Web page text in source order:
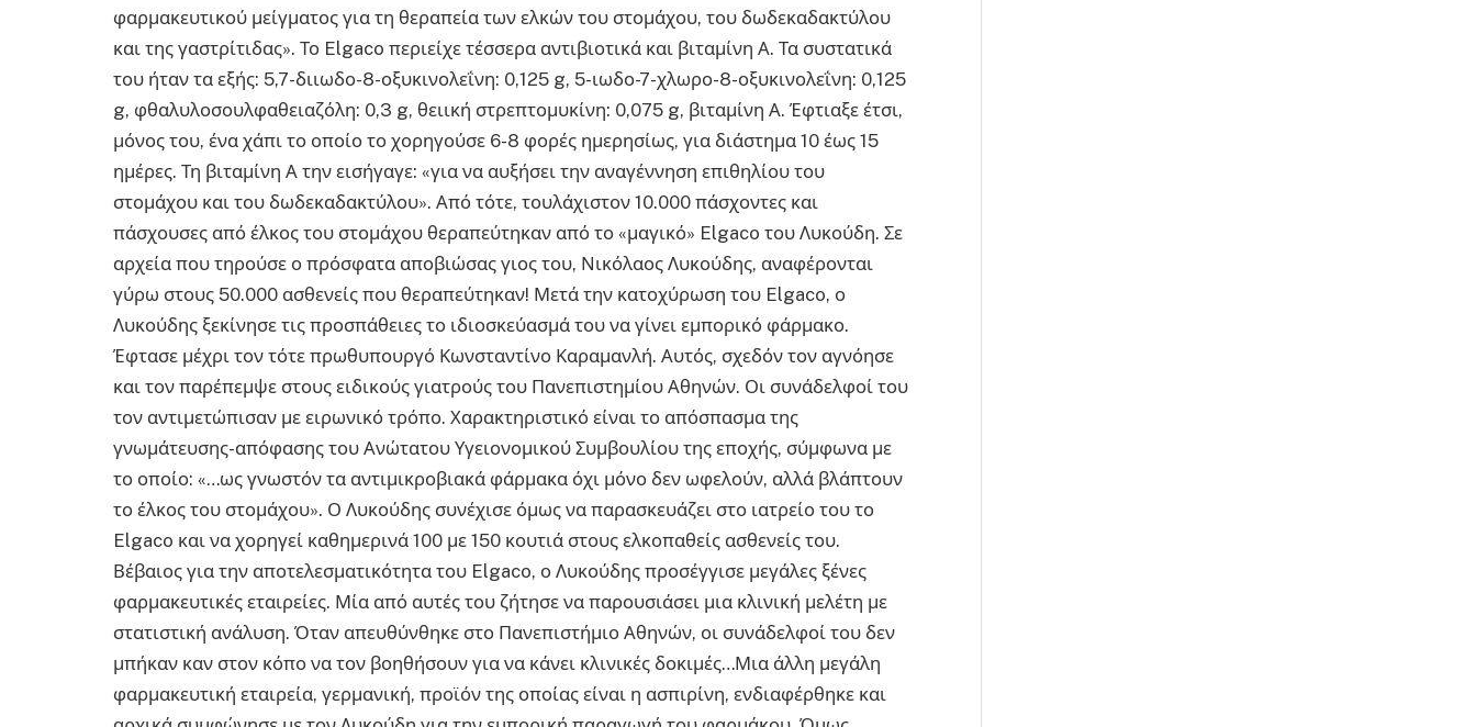
φαρμακευτικού μείγματος για τη θεραπεία των ελκών του στομάχου, του δωδεκαδακτύλου
και της γαστρίτιδας». Το Elgaco περιείχε τέσσερα αντιβιοτικά και βιταμίνη Α. Τα συστατικά
του ήταν τα εξής: 5,7-διιωδο-8-οξυκινολεΐνη: 0,125 g, 5-ιωδο-7-χλωρο-8-οξυκινολεΐνη: 0,125
g, φθαλυλοσουλφαθειαζόλη: 0,3 g, θειική στρεπτομυκίνη: 0,075 g, βιταμίνη Α. Έφτιαξε έτσι,
μόνος του, ένα χάπι το οποίο το χορηγούσε 6-8 φορές ημερησίως, για διάστημα 10 έως 15
ημέρες. Τη βιταμίνη Α την εισήγαγε: «για να αυξήσει την αναγέννηση επιθηλίου του
στομάχου και του δωδεκαδακτύλου». Από τότε, τουλάχιστον 10.000 πάσχοντες και
πάσχουσες από έλκος του στομάχου θεραπεύτηκαν από το «μαγικό» Elgaco του Λυκούδη. Σε
αρχεία που τηρούσε ο πρόσφατα αποβιώσας γιος του, Νικόλαος Λυκούδης, αναφέρονται
γύρω στους 50.000 ασθενείς που θεραπεύτηκαν! Μετά την κατοχύρωση του Elgaco, ο
Λυκούδης ξεκίνησε τις προσπάθειες το ιδιοσκεύασμά του να γίνει εμπορικό φάρμακο.
Έφτασε μέχρι τον τότε πρωθυπουργό Κωνσταντίνο Καραμανλή. Αυτός, σχεδόν τον αγνόησε
και τον παρέπεμψε στους ειδικούς γιατρούς του Πανεπιστημίου Αθηνών. Οι συνάδελφοί του
τον αντιμετώπισαν με ειρωνικό τρόπο. Χαρακτηριστικό είναι το απόσπασμα της
γνωμάτευσης-απόφασης του Ανώτατου Υγειονομικού Συμβουλίου της εποχής, σύμφωνα με
το οποίο: «…ως γνωστόν τα αντιμικροβιακά φάρμακα όχι μόνο δεν ωφελούν, αλλά βλάπτουν
το έλκος του στομάχου». Ο Λυκούδης συνέχισε όμως να παρασκευάζει στο ιατρείο του το
Elgaco και να χορηγεί καθημερινά 100 με 150 κουτιά στους ελκοπαθείς ασθενείς του.
Βέβαιος για την αποτελεσματικότητα του Elgaco, ο Λυκούδης προσέγγισε μεγάλες ξένες
φαρμακευτικές εταιρείες. Μία από αυτές του ζήτησε να παρουσιάσει μια κλινική μελέτη με
στατιστική ανάλυση. Όταν απευθύνθηκε στο Πανεπιστήμιο Αθηνών, οι συνάδελφοί του δεν
μπήκαν καν στον κόπο να τον βοηθήσουν για να κάνει κλινικές δοκιμές…Μια άλλη μεγάλη
φαρμακευτική εταιρεία, γερμανική, προϊόν της οποίας είναι η ασπιρίνη, ενδιαφέρθηκε και